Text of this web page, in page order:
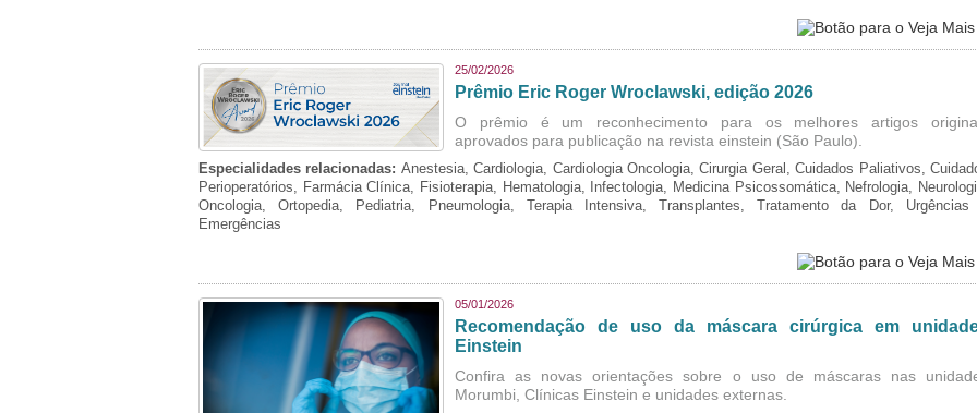
25/02/2026
Prêmio Eric Roger Wroclawski, edição 2026
O prêmio é um reconhecimento para os melhores artigos
aprovados para publicação na revista einstein (São Paulo).
Especialidades relacionadas: Anestesia, Cardiologia, Cardiologia Oncologia, Cirurgia Geral, Cuidados Paliativos,
Perioperatórios, Farmácia Clínica, Fisioterapia, Hematologia, Infectologia, Medicina Psicossomática, Nefrologia,
Oncologia, Ortopedia, Pediatria, Pneumologia, Terapia Intensiva, Transplantes, Tratamento da Dor,
Emergências
05/01/2026
Recomendação de uso da máscara cirúrgica em
Einstein
Confira as novas orientações sobre o uso de máscaras nas
Morumbi, Clínicas Einstein e unidades externas.